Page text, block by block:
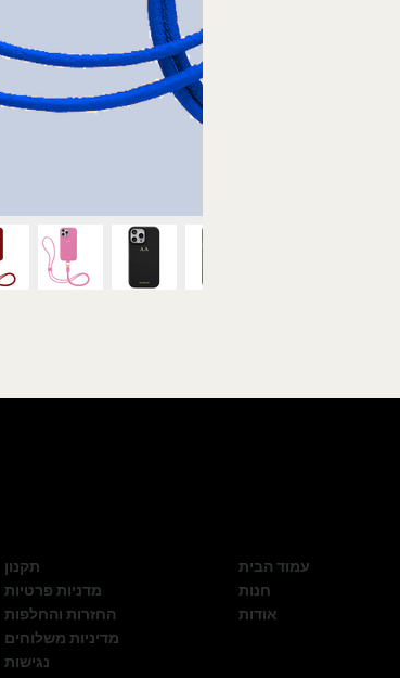
עמוד הבית
חנות
אודות
תקנון
מדניות פרטיות
החזרות והחלפות
מדיניות משלוחים
נגישות